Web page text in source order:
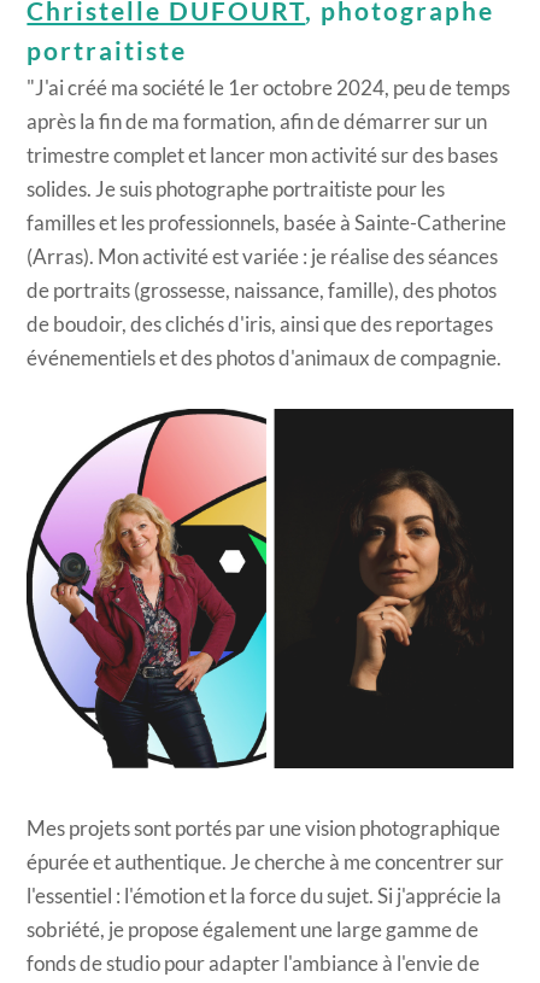
Christelle DUFOURT, photographe
portraitiste
"J'ai créé ma société le 1er octobre 2024, peu de temps
après la fin de ma formation, afin de démarrer sur un
trimestre complet et lancer mon activité sur des bases
solides. Je suis photographe portraitiste pour les
familles et les professionnels, basée à Sainte-Catherine
(Arras). Mon activité est variée : je réalise des séances
de portraits (grossesse, naissance, famille), des photos
de boudoir, des clichés d'iris, ainsi que des reportages
événementiels et des photos d'animaux de compagnie.
Mes projets sont portés par une vision photographique
épurée et authentique. Je cherche à me concentrer sur
l'essentiel : l'émotion et la force du sujet. Si j'apprécie la
sobriété, je propose également une large gamme de
fonds de studio pour adapter l'ambiance à l'envie de